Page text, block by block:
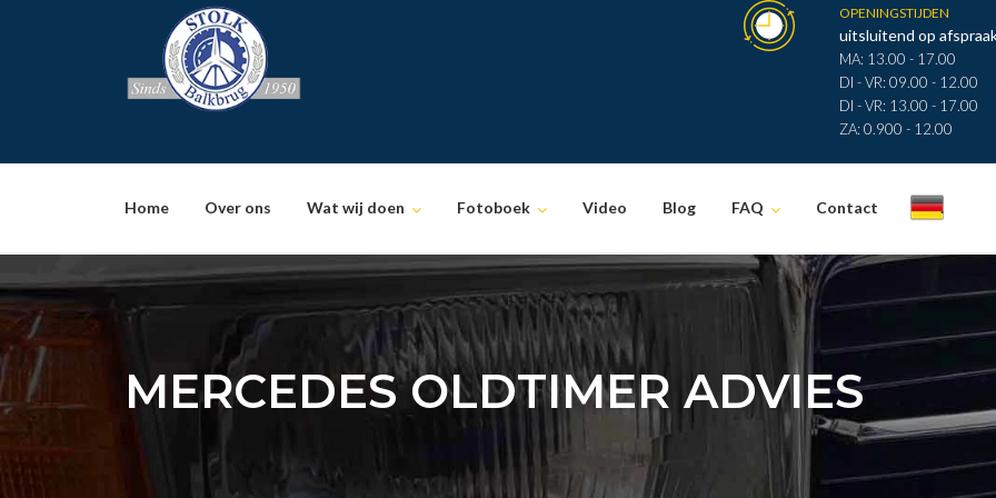
OPENINGSTIJDEN
uitsluitend op
MA: 13.00 - 17.00
DI - VR: 09.00 - 12.00
DI - VR: 13.00 - 17.00
ZA: 0.900 - 12.00
Home Over ons Wat wij doen Fotoboek Video Blog FAQ Contact .
MERCEDES OLDTIMER ADVIES